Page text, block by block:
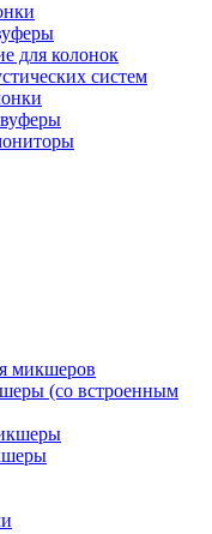
для колонок
систем
микшеров
(со встроенным